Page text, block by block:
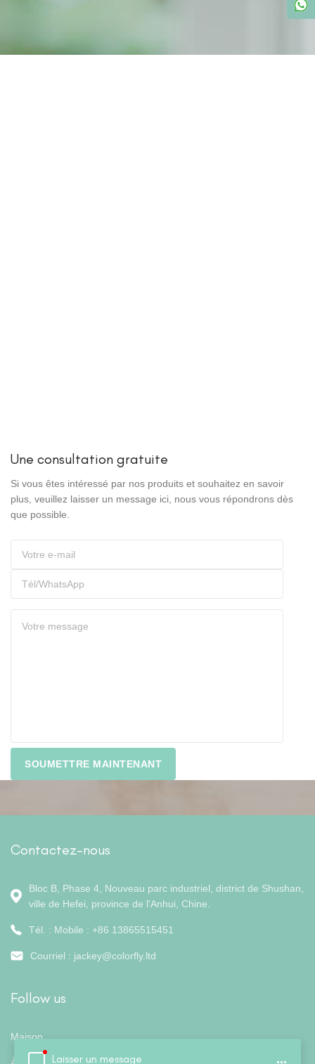
Une consultation gratuite
Si vous êtes intéressé par nos produits et souhaitez en savoir
plus, veuillez laisser un message ici, nous vous répondrons dès
que possible.
Contactez-nous
Bloc B, Phase 4, Nouveau parc industriel, district de Shushan,
ville de Hefei, province de l'Anhui, Chine.
Tél. : Mobile : +86 13865515451
Courriel : jackey@colorfly.ltd
Laisser un message ...
Follow us
Maison